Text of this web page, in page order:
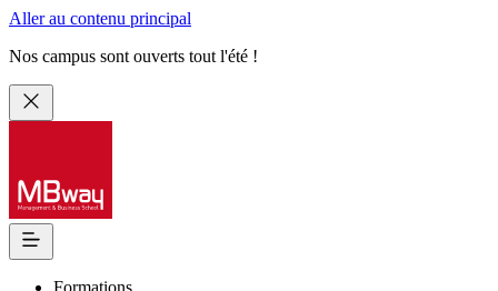
Aller au contenu principal
Nos campus sont ouverts tout l'été !
Formations